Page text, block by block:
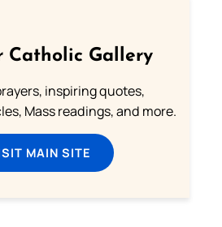
Catholic Gallery
inspiring quotes,
Mass readings, and more.
MAIN SITE